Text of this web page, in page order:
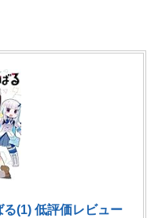
(1) 低評価レビュー